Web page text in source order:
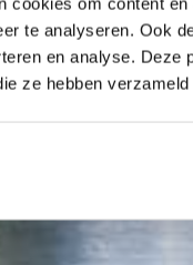
te analyseren. Ook
en analyse. Deze
ze hebben
assortiment met
en goed voor de